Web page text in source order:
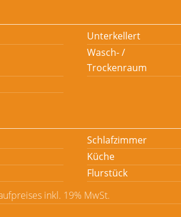
Unterkellert
Wasch- /
Trockenraum
Schlafzimmer
Küche
Flurstück
inkl. 19% MwSt.